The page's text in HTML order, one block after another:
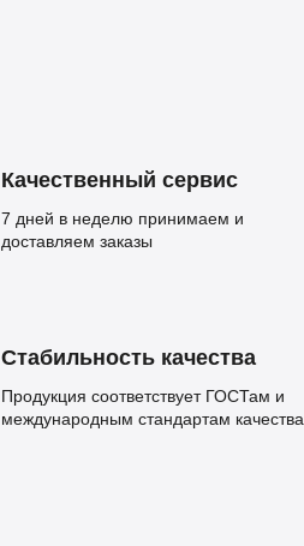
Качественный сервис
7 дней в неделю принимаем и
доставляем заказы
Стабильность качества
Продукция соответствует ГОСТам и
международным стандартам качества